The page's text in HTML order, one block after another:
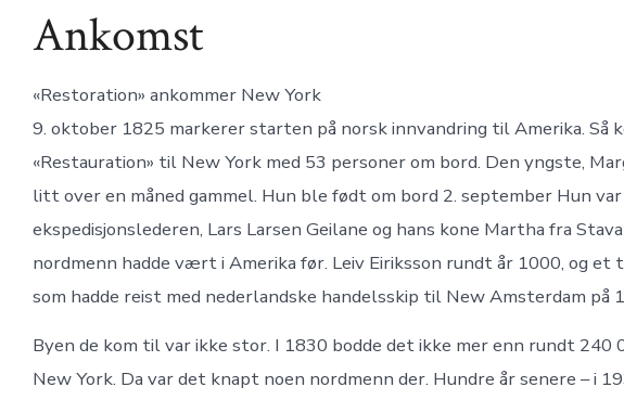
Ankomst
«Restoration» ankommer New York
9. oktober 1825 markerer starten på norsk innvandring til Amerika. Så
«Restauration» til New York med 53 personer om bord. Den yngste,
litt over en måned gammel. Hun ble født om bord 2. september Hun
ekspedisjonslederen, Lars Larsen Geilane og hans kone Martha fra
nordmenn hadde vært i Amerika før. Leiv Eiriksson rundt år 1000, og
som hadde reist med nederlandske handelsskip til New Amsterdam
Byen de kom til var ikke stor. I 1830 bodde det ikke mer enn rundt 240
New York. Da var det knapt noen nordmenn der. Hundre år senere – i